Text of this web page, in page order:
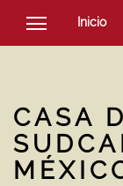
Inicio
SOCIEDAD
NOTICIAS
CASA